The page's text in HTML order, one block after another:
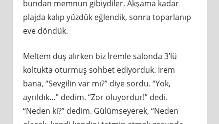
bundan memnun gibiydiler. Akşama kadar
plajda kalıp yüzdük eğlendik, sonra toparlanıp
eve döndük.
Meltem duş alırken biz İremle salonda 3’lü
koltukta oturmuş sohbet ediyorduk. İrem
bana, “Sevgilin var mı?” diye sordu. “Yok,
ayrıldık…” dedim. “Zor oluyordur!” dedi.
“Neden ki?” dedim. Gülümseyerek, “Neden